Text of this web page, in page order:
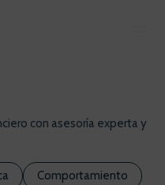
con asesoría experta y
Comportamiento